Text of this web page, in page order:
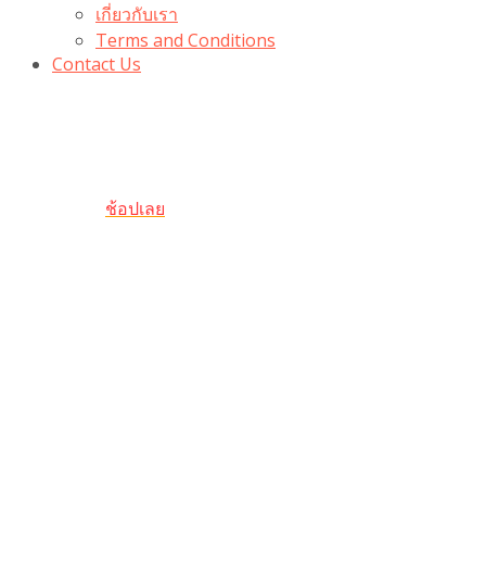
เกี่ยวกับเรา
Terms and Conditions
Contact Us
ช้อปเลย